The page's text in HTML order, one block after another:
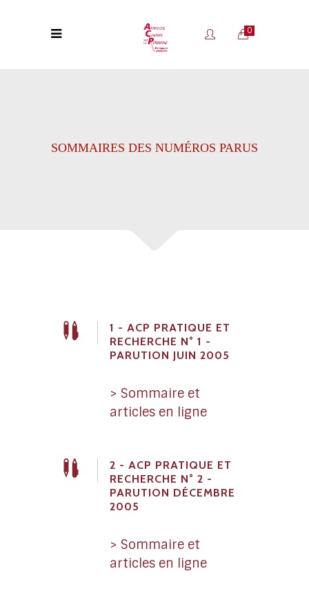
0
SOMMAIRES DES NUMÉROS PARUS
1 - ACP PRATIQUE ET
RECHERCHE N° 1 -
PARUTION JUIN 2005
> Sommaire et
articles en ligne
2 - ACP PRATIQUE ET
RECHERCHE N° 2 -
PARUTION DÉCEMBRE
2005
> Sommaire et
articles en ligne